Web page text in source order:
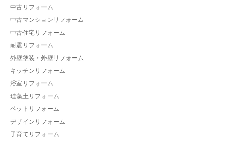
中古リフォーム
中古マンションリフォーム
中古住宅リフォーム
耐震リフォーム
外壁塗装・外壁リフォーム
キッチンリフォーム
浴室リフォーム
珪藻土リフォーム
ペットリフォーム
デザインリフォーム
子育てリフォーム